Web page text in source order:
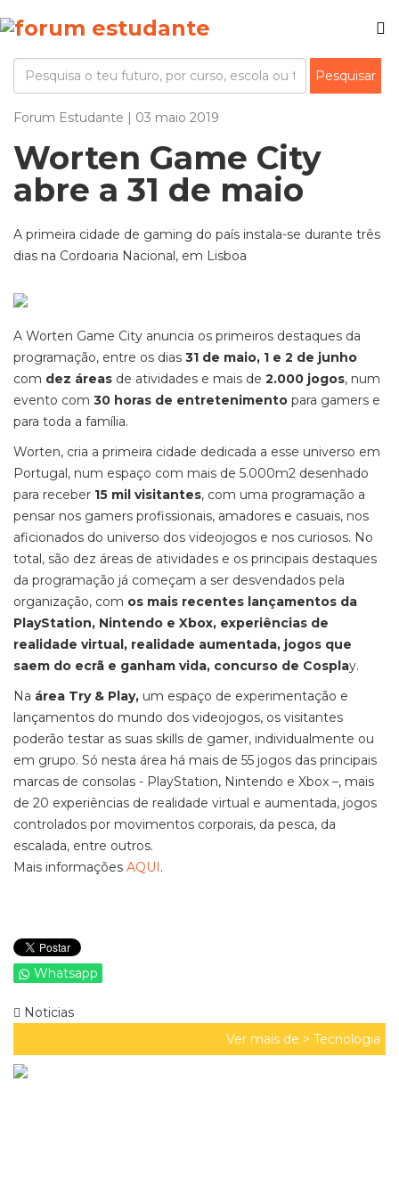
Forum Estudante | 03 maio 2019
Worten Game City
abre a 31 de maio
A primeira cidade de gaming do país instala-se durante três
dias na Cordoaria Nacional, em Lisboa
A Worten Game City anuncia os primeiros destaques da
programação, entre os dias 31 de maio, 1 e 2 de junho
com dez áreas de atividades e mais de 2.000 jogos, num
evento com 30 horas de entretenimento para gamers e
para toda a família.
Worten, cria a primeira cidade dedicada a esse universo em
Portugal, num espaço com mais de 5.000m2 desenhado
para receber 15 mil visitantes, com uma programação a
pensar nos gamers profissionais, amadores e casuais, nos
aficionados do universo dos videojogos e nos curiosos. No
total, são dez áreas de atividades e os principais destaques
da programação já começam a ser desvendados pela
organização, com os mais recentes lançamentos da
PlayStation, Nintendo e Xbox, experiências de
realidade virtual, realidade aumentada, jogos que
saem do ecrã e ganham vida, concurso de Cosplay.
Na área Try & Play, um espaço de experimentação e
lançamentos do mundo dos videojogos, os visitantes
poderão testar as suas skills de gamer, individualmente ou
em grupo. Só nesta área há mais de 55 jogos das principais
marcas de consolas - PlayStation, Nintendo e Xbox –, mais
de 20 experiências de realidade virtual e aumentada, jogos
controlados por movimentos corporais, da pesca, da
escalada, entre outros.
Mais informações AQUI.
Whatsapp
Noticias
Ver mais de > Tecnologia